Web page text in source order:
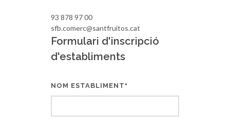
93 878 97 00
sfb.comerc@santfruitos.cat
Formulari d'inscripció
d'establiments
NOM ESTABLIMENT*